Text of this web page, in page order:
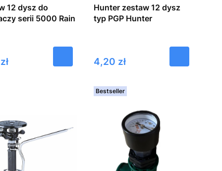
12 dysz do
serii 5000 Rain
Hunter zestaw 12 dysz
typ PGP Hunter
Cena
4,20 zł
Bestseller